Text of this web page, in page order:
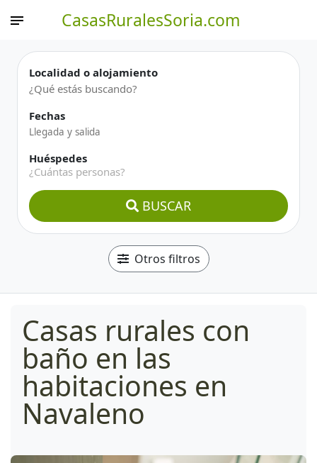
CasasRuralesSoria.com
Localidad o alojamiento
Fechas
Huéspedes
¿Cuántas personas?
BUSCAR
Otros filtros
Casas rurales con
baño en las
habitaciones en
Navaleno